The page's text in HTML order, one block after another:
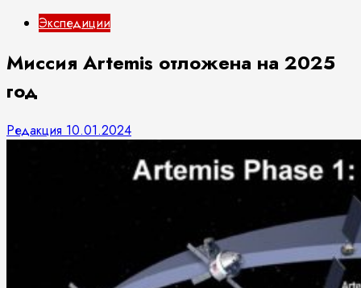
Экспедиции
Миссия Artemis отложена на 2025
год
Редакция 10.01.2024